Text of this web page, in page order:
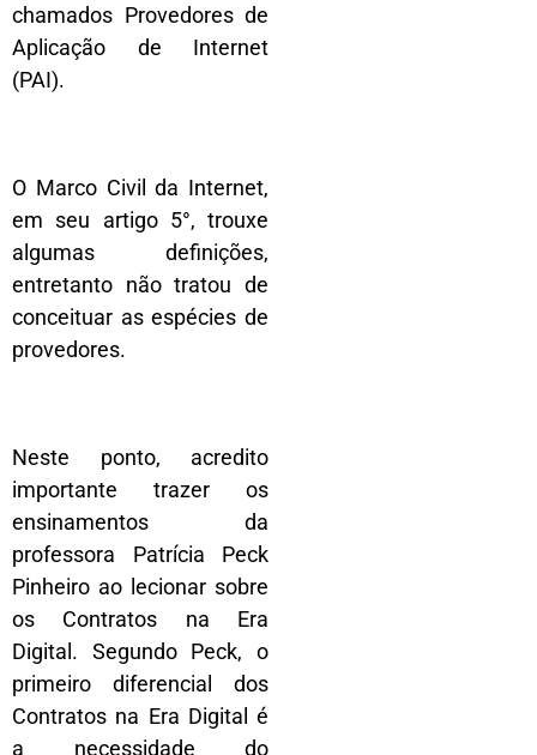
chamados Provedores de
Aplicação de Internet
(PAI).
O Marco Civil da Internet,
em seu artigo 5°, trouxe
algumas definições,
entretanto não tratou de
conceituar as espécies de
provedores.
Neste ponto, acredito
importante trazer os
ensinamentos da
professora Patrícia Peck
Pinheiro ao lecionar sobre
os Contratos na Era
Digital. Segundo Peck, o
primeiro diferencial dos
Contratos na Era Digital é
a necessidade do